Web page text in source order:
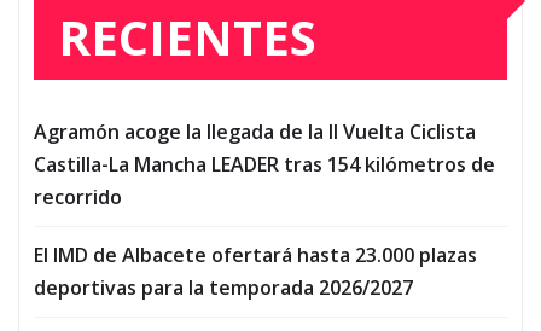
RECIENTES
Agramón acoge la llegada de la II Vuelta Ciclista
Castilla-La Mancha LEADER tras 154 kilómetros de
recorrido
El IMD de Albacete ofertará hasta 23.000 plazas
deportivas para la temporada 2026/2027